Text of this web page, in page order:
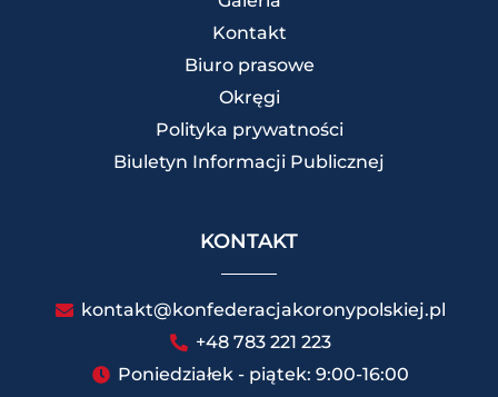
Kontakt
Biuro prasowe
Okręgi
Polityka prywatności
Biuletyn Informacji Publicznej
KONTAKT
kontakt@konfederacjakoronypolskiej.pl
+48 783 221 223
Poniedziałek - piątek: 9:00-16:00